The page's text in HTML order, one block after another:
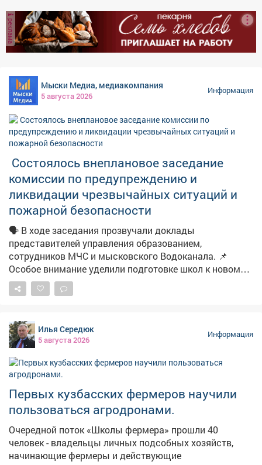
земельный участок под строительство дома, однако
пользоваться им было невозможно – на нём
отсутствовали водоснабжение и водоотведение, без
которых эксплуатация жилья попросту невозможна.
проверки прокуратура потребовала устранить
нарушения. В результате к участку подвели
необходимые инженерные коммуникации. Теперь
семья сможет построить дом и жить в нормальных
условиях.
реклама
Мыски Медиа, медиакомпания
5 августа 2026
Информация
Состоялось внеплановое заседание
комиссии по предупреждению и
ликвидации чрезвычайных ситуаций и
пожарной безопасности
🗣️ В ходе заседания прозвучали доклады
представителей управления образованием,
сотрудников МЧС и мысковского Водоканала. 📌
Особое внимание уделили подготовке школ к новому
Илья Середюк
5 августа 2026
Информация
Первых кузбасских фермеров научили
пользоваться агродронами.
Очередной поток «Школы фермера» прошли 40
человек - владельцы личных подсобных хозяйств,
начинающие фермеры и действующие